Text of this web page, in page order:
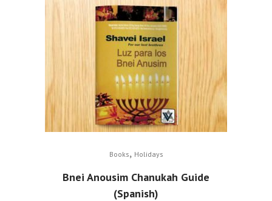
Books, Holidays
Bnei Anousim Chanukah Guide
(Spanish)